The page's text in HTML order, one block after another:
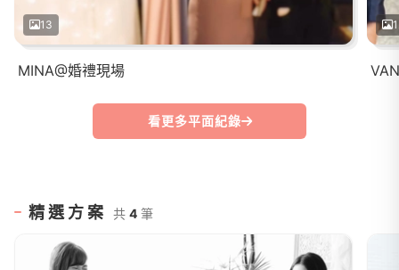
13
MINA@婚禮現場
看更多平面紀錄
精選方案 共 4 筆